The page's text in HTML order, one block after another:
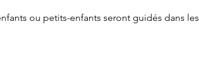
ou petits-enfants seront guidés dans les